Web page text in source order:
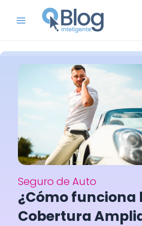
Menu
Seguro de Auto
¿Cómo funciona
Cobertura